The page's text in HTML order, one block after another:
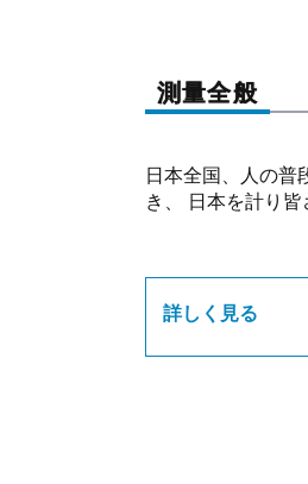
測量全般
日本全国、人の普
き、 日本を計り皆
詳しく見る